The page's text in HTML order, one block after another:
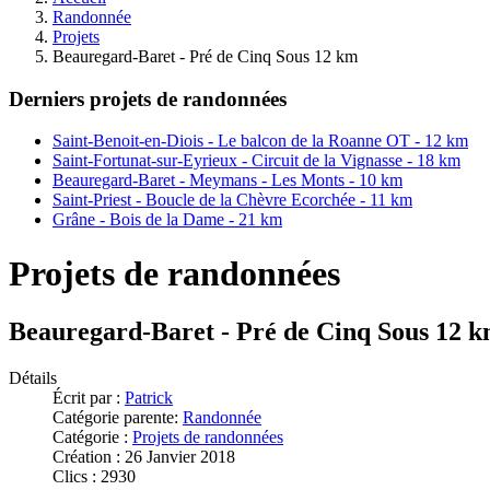
Randonnée
Projets
Beauregard-Baret - Pré de Cinq Sous 12 km
Derniers projets de randonnées
Saint-Benoit-en-Diois - Le balcon de la Roanne OT - 12 km
Saint-Fortunat-sur-Eyrieux - Circuit de la Vignasse - 18 km
Beauregard-Baret - Meymans - Les Monts - 10 km
Saint-Priest - Boucle de la Chèvre Ecorchée - 11 km
Grâne - Bois de la Dame - 21 km
Projets de randonnées
Beauregard-Baret - Pré de Cinq Sous 12
Détails
Écrit par : Patrick
Catégorie parente: Randonnée
Catégorie : Projets de randonnées
Création : 26 Janvier 2018
Clics : 2930